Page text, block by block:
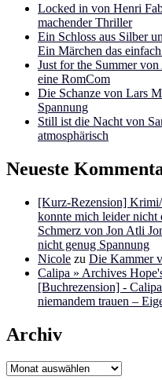
Locked in von Henri
machender Thriller
Ein Schloss aus Silber
Ein Märchen das
Just for the Summer
eine RomCom
Die Schanze von Lars
Spannung
Still ist die Nacht von
atmosphärisch
Neueste
[Kurz-Rezension]
konnte mich leider
Schmerz von Jon Atli
nicht genug Spannung
Nicole zu Die Kammer
Calipa » Archives
[Buchrezension] - Calipa
niemandem trauen –
Archiv
Archiv